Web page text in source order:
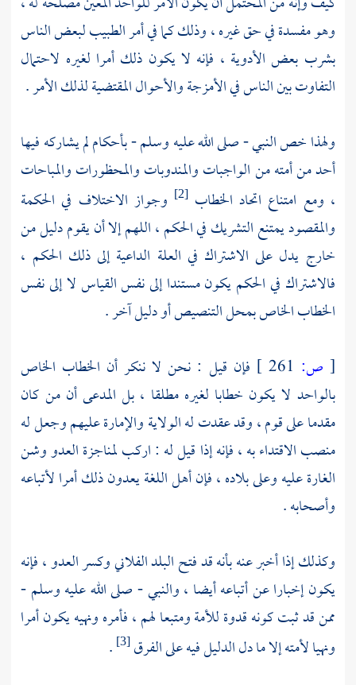
وهو مفسدة في حق غيره ، وذلك كما في أمر الطبيب لبعض الناس
بشرب بعض الأدوية ، فإنه لا يكون ذلك أمرا لغيره لاحتمال
التفاوت بين الناس في الأمزجة والأحوال المقتضية لذلك الأمر .
ولهذا خص النبي - صلى الله عليه وسلم - بأحكام لم يشاركه فيها
أحد من أمته من الواجبات والمندوبات والمحظورات والمباحات
، ومع امتناع اتحاد الخطاب[2]
وجواز الاختلاف في الحكمة
والمقصود يمتنع التشريك في الحكم ، اللهم إلا أن يقوم دليل من
خارج يدل على الاشتراك في العلة الداعية إلى ذلك الحكم ،
فالاشتراك في الحكم يكون مستندا إلى نفس القياس لا إلى نفس
الخطاب الخاص بمحل التنصيص أو دليل آخر .
[ ص:
فإن قيل : نحن لا ننكر أن الخطاب الخاص
بالواحد لا يكون خطابا لغيره مطلقا ، بل المدعى أن من كان
مقدما على قوم ، وقد عقدت له الولاية والإمارة عليهم وجعل له
منصب الاقتداء به ، فإنه إذا قيل له : اركب لمناجزة العدو وشن
الغارة عليه وعلى بلاده ، فإن أهل اللغة يعدون ذلك أمرا لأتباعه
وأصحابه .
وكذلك إذا أخبر عنه بأنه قد فتح البلد الفلاني وكسر العدو ، فإنه
يكون إخبارا عن أتباعه أيضا ، والنبي - صلى الله عليه وسلم -
ممن قد ثبت كونه قدوة للأمة ومتبعا لهم ، فأمره ونهيه يكون أمرا
ونهيا لأمته إلا ما دل الدليل فيه على الفرق[3]
.